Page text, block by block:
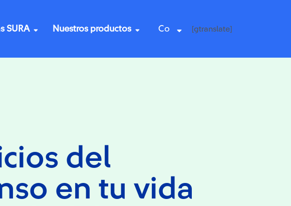
SURA Nuestros productos Co [gtranslate]
del
en tu vida